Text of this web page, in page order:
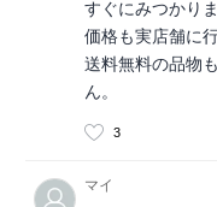
すぐにみつかりま
価格も実店舗に
送料無料の品物
ん。
3
マイ